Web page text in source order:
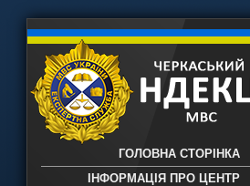
ГОЛОВНА СТОРІНКА
ІНФОРМАЦІЯ ПРО ЦЕНТР